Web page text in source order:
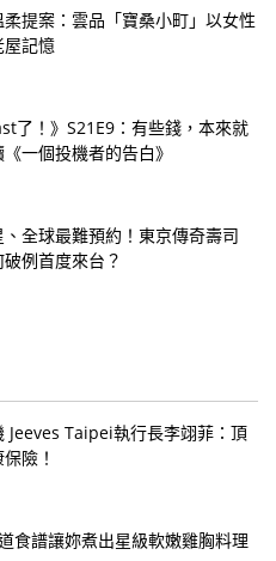
提案：雲品「寶桑小町」以女性
屋記憶
了！》S21E9：有些錢，本來就
一個投機者的告白》
全球最難預約！東京傳奇壽司
破例首度來台？
Jeeves Taipei執行長李翊菲：頂
險！
食譜讓妳煮出星級軟嫩雞胸料理